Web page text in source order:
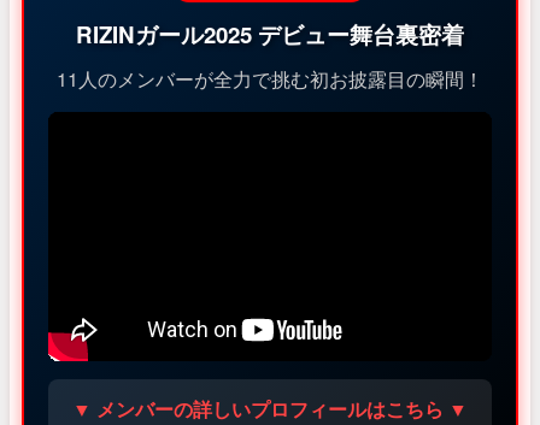
RIZINガール2025 デビュー舞台裏密着
11人のメンバーが全力で挑む初お披露目の瞬間！
▼ メンバーの詳しいプロフィールはこちら ▼